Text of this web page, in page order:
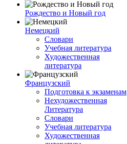
Рождество и Новый год
Немецкий
Словари
Учебная литература
Художественная
литература
Французский
Подготовка к экзаменам
Нехудожественная
Литература
Словари
Учебная литература
Художественная